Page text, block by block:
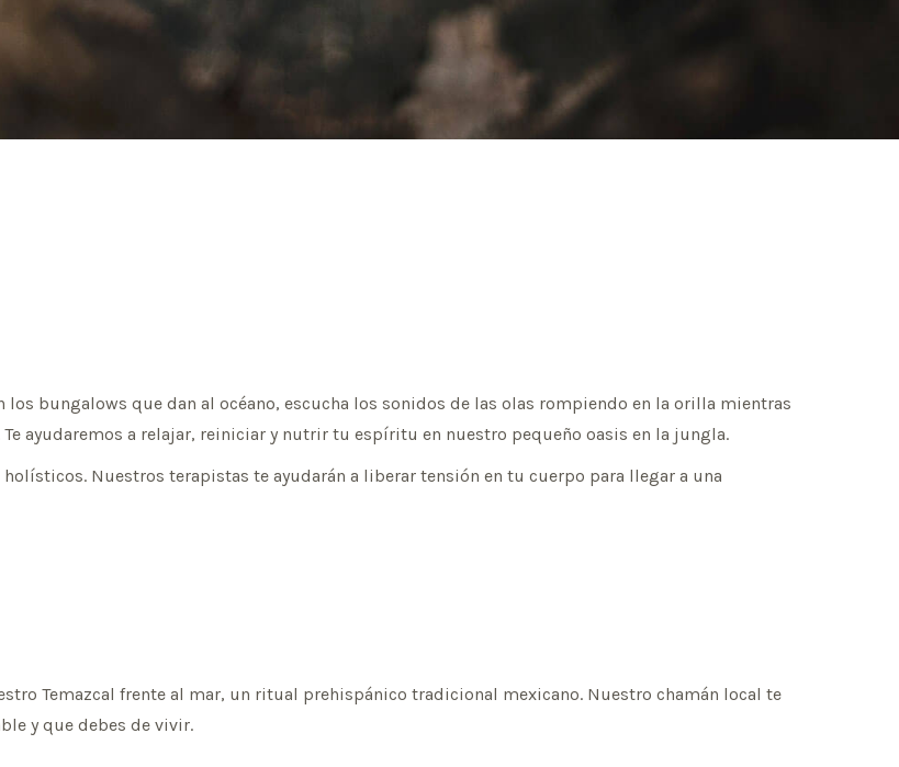
bungalows que dan al océano, escucha los sonidos de las olas rompiendo en la orilla mientras
ayudaremos a relajar, reiniciar y nutrir tu espíritu en nuestro pequeño oasis en la jungla.
Nuestros terapistas te ayudarán a liberar tensión en tu cuerpo para llegar a una
Temazcal frente al mar, un ritual prehispánico tradicional mexicano. Nuestro chamán local te
y que debes de vivir.